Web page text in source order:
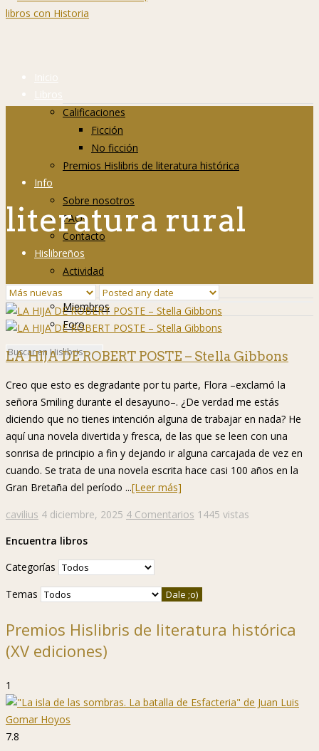
Inicio
Libros
Calificaciones
Ficción
No ficción
Premios Hislibris de literatura histórica
Info
Sobre nosotros
FAQs
Contacto
Hislibreños
Actividad
Grupos
Miembros
Foro
literatura rural
LA HIJA DE ROBERT POSTE – Stella Gibbons
Creo que esto es degradante por tu parte, Flora –exclamó la
señora Smiling durante el desayuno–. ¿De verdad me estás
diciendo que no tienes intención alguna de trabajar en nada? He
aquí una novela divertida y fresca, de las que se leen con una
sonrisa de principio a fin y dejando ir alguna carcajada de vez en
cuando. Se trata de una novela escrita hace casi 100 años en la
Gran Bretaña del período ...[Leer más]
cavilius 4 diciembre, 2025 4 Comentarios 1445 vistas
Encuentra libros
Categorías
Temas
Premios Hislibris de literatura histórica
(XV ediciones)
1
7.8